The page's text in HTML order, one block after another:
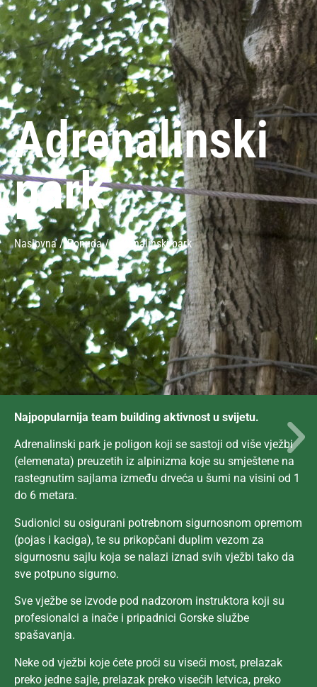
Adrenalinski
park
Naslovna / Ponuda / Adrenalinski park
Najpopularnija team building aktivnost u svijetu.
Adrenalinski park je poligon koji se sastoji od više vježbi
(elemenata) preuzetih iz alpinizma koje su smještene na
rastegnutim sajlama između drveća u šumi na visini od 1
do 6 metara.
Sudionici su osigurani potrebnom sigurnosnom opremom
(pojas i kaciga), te su prikopčani duplim vezom za
sigurnosnu sajlu koja se nalazi iznad svih vježbi tako da
sve potpuno sigurno.
Sve vježbe se izvode pod nadzorom instruktora koji su
profesionalci a inače i pripadnici Gorske službe
spašavanja.
Neke od vježbi koje ćete proći su viseći most, prelazak
preko jedne sajle, prelazak preko visećih letvica, preko